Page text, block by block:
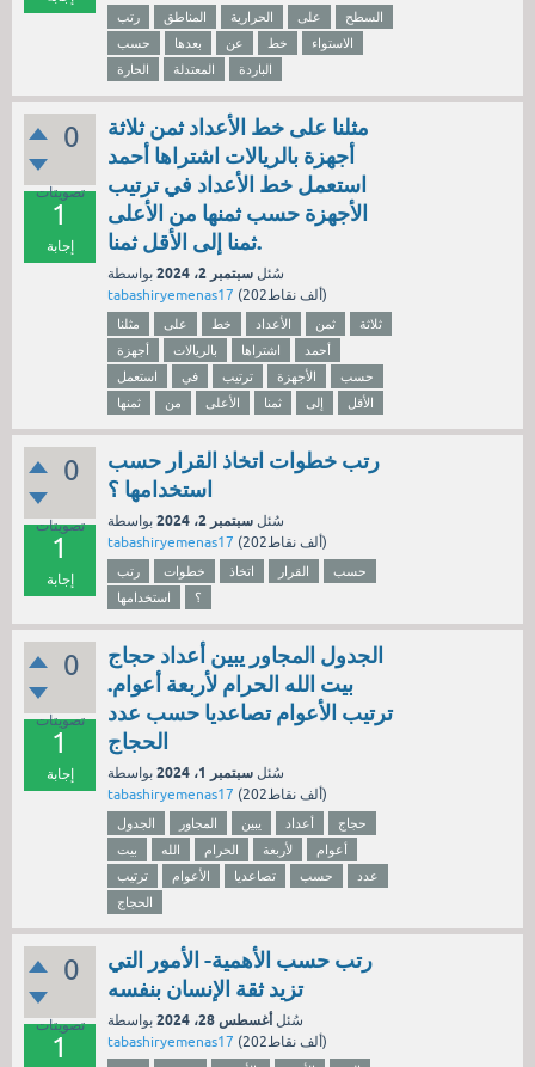
رتب المناطق الحرارية على
السطح
حسب
بعدها عن خط
الاستواء
الحارة
المعتدلة الباردة
0
تصويتات
1
إجابة
مثلنا على خط الأعداد ثمن ثلاثة
أجهزة بالريالات اشتراها أحمد
استعمل خط الأعداد في ترتيب
الأجهزة حسب ثمنها من الأعلى
ثمنا إلى الأقل ثمنا.
سُئل سبتمبر 2، 2024
بواسطة
tabashiryemenas17 ( 202ألف نقاط)
مثلنا على خط الأعداد ثمن
ثلاثة
أجهزة
بالريالات اشتراها
أحمد
استعمل
في ترتيب الأجهزة
حسب
ثمنها
من الأعلى ثمنا إلى الأقل
0
تصويتات
1
إجابة
رتب خطوات اتخاذ القرار حسب
استخدامها ؟
سُئل سبتمبر 2، 2024
بواسطة
tabashiryemenas17 ( 202ألف نقاط)
رتب خطوات اتخاذ القرار
حسب
استخدامها
؟
0
تصويتات
1
إجابة
الجدول المجاور يبين أعداد حجاج
بيت الله الحرام لأربعة أعوام.
ترتيب الأعوام تصاعديا حسب عدد
الحجاج
سُئل سبتمبر 1، 2024
بواسطة
tabashiryemenas17 ( 202ألف نقاط)
الجدول المجاور يبين أعداد
حجاج
بيت
الله الحرام لأربعة
أعوام
ترتيب
الأعوام تصاعديا حسب
عدد
الحجاج
0
تصويتات
1
رتب حسب الأهمية- الأمور التي
تزيد ثقة الإنسان بنفسه
سُئل أغسطس 28، 2024
بواسطة
tabashiryemenas17 ( 202ألف نقاط)